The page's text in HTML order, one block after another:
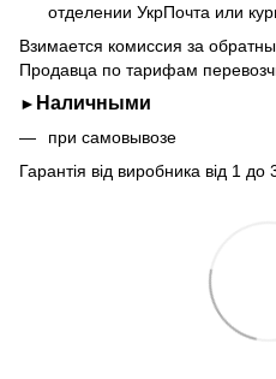
отделении УкрПочта или
Взимается комиссия за
Продавца по тарифам
► Наличными
при самовывозе
Гарантія від виробника від 1 до